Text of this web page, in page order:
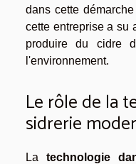
dans cette
cette entreprise a su
produire du cidre
l'environnement.
Le rôle de la
sidrerie
La technologie